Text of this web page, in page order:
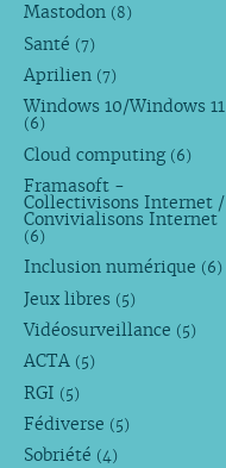
Mastodon (8)
Santé (7)
Aprilien (7)
Windows 10/Windows 11
(6)
Cloud computing (6)
Framasoft -
Collectivisons Internet /
Convivialisons Internet
(6)
Inclusion numérique (6)
Jeux libres (5)
Vidéosurveillance (5)
ACTA (5)
RGI (5)
Fédiverse (5)
Sobriété (4)